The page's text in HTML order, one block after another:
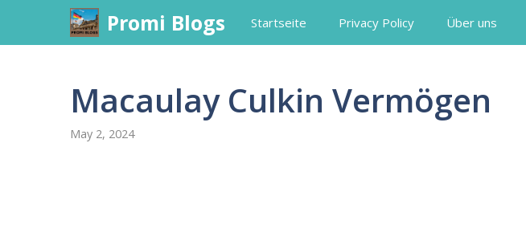
content
Promi Blogs Startseite Privacy Policy Über uns
Macaulay Culkin Vermögen
May 2, 2024